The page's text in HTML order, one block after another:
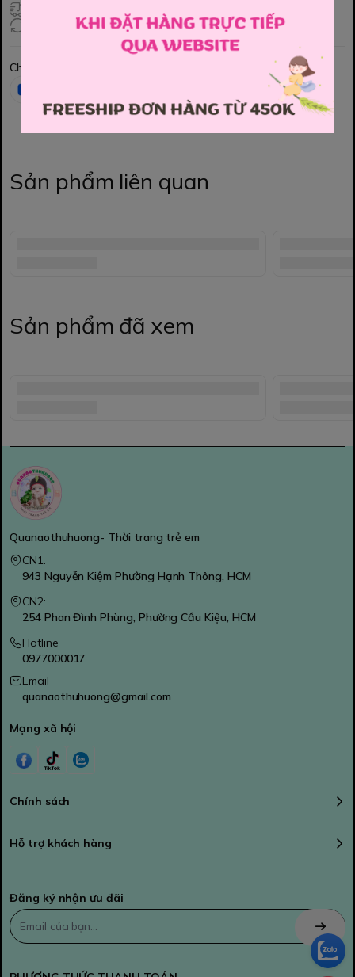
Đổi hàng 3 ngày (HCM), 7 ngày (Tỉnh)
Chia sẻ
Sản phẩm liên quan
Sản phẩm đã xem
Quanaothuhuong- Thời trang trẻ em
CN1:
943 Nguyễn Kiệm Phường Hạnh Thông, HCM
CN2:
254 Phan Đình Phùng, Phường Cầu Kiệu, HCM
Hotline
0977000017
Email
quanaothuhuong@gmail.com
Mạng xã hội
Chính sách
Hỗ trợ khách hàng
Đăng ký nhận ưu đãi